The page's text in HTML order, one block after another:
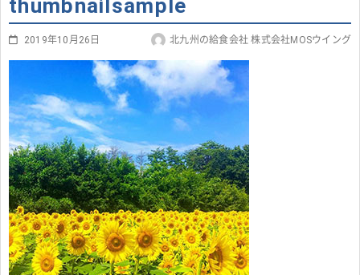
thumbnailsample
2019年10月26日 北九州の給食会社 株式会社MOSウイング